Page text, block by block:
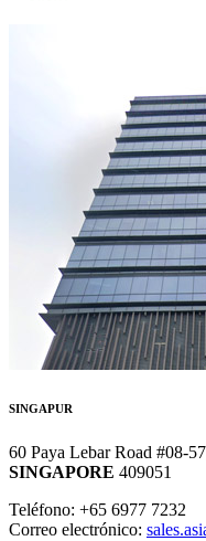
SINGAPUR
60 Paya Lebar Road #08-
SINGAPORE 409051
Teléfono: +65 6977 7232
Correo electrónico: